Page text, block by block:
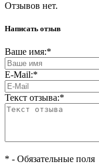
Отзывов нет.
Написать отзыв
Ваше имя:*
E-Mail:*
Текст отзыва:*
* - Обязательные поля